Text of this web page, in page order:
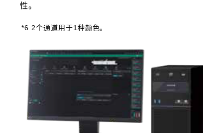
性。
*6 2个通道用于1种颜色。